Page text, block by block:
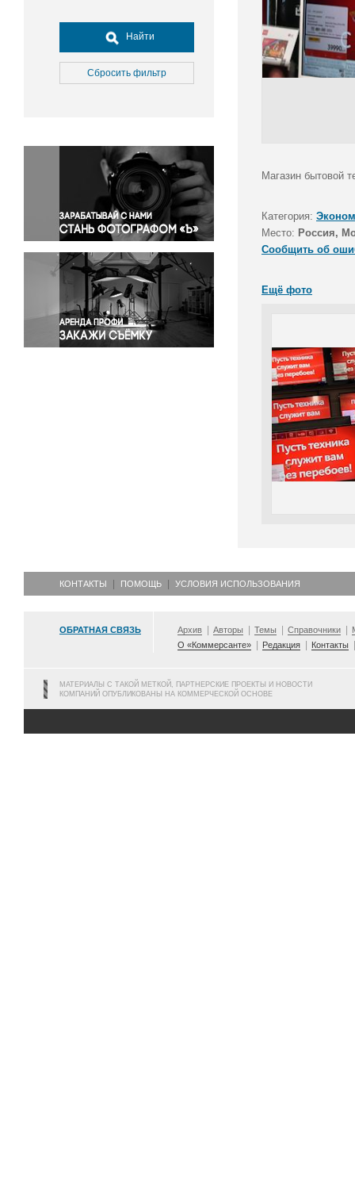
Досуг, туризм и отдых
Культура
Медицина
Окружающая среда
Политика
Правосудие
Происшествия и конфликты
Религия
Светская жизнь
Спорт
Экология
Экономика и бизнес
Найти
Сбросить фильтр
Магазин бытовой
Категория:
Место: Россия,
Сообщить об
Ещё фото
КОНТАКТЫ ПОМОЩЬ УСЛОВИЯ ИСПОЛЬЗОВАНИЯ
ОБРАТНАЯ СВЯЗЬ Архив Авторы Темы Справочники
О «Коммерсанте»
Редакция Контакты
МАТЕРИАЛЫ С ТАКОЙ МЕТКОЙ, ПАРТНЕРСКИЕ ПРОЕКТЫ И НОВОСТИ
КОМПАНИЙ ОПУБЛИКОВАНЫ НА КОММЕРЧЕСКОЙ ОСНОВЕ